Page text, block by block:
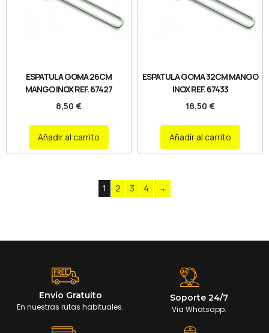
ESPATULA GOMA 26CM
MANGO INOX REF. 67427
8,50 €
Añadir al carrito
ESPATULA GOMA 32CM MANGO
INOX REF. 67433
18,50 €
Añadir al carrito
1 2 3 4 →
Envío Gratuito
En nuestras rutas habituales.
Soporte 24/7
Via Whatsapp.